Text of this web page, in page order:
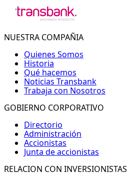
NUESTRA COMPAÑIA
Quienes Somos
Historia
Qué hacemos
Noticias Transbank
Trabaja con Nosotros
GOBIERNO CORPORATIVO
Directorio
Administración
Accionistas
Junta de accionistas
RELACION CON INVERSIONISTAS